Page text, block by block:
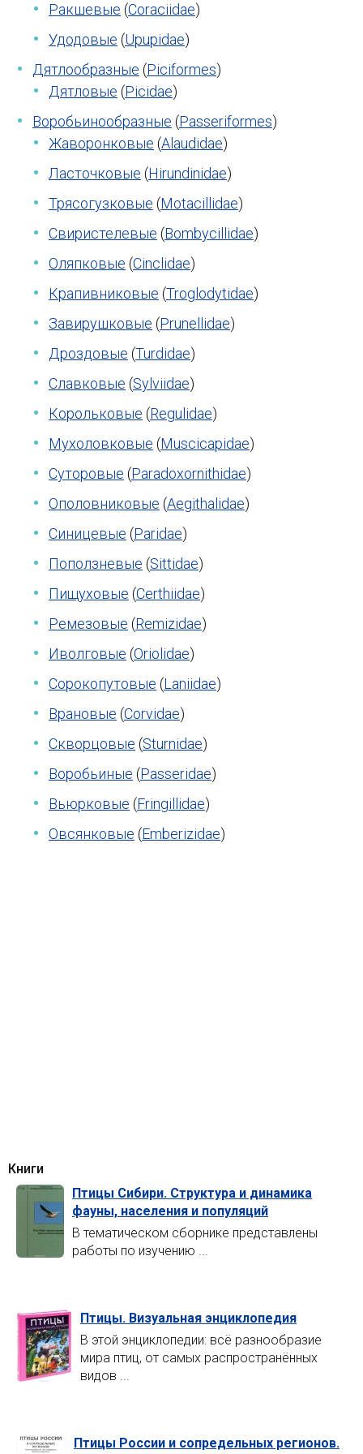
Ракшевые (Coraciidae)
Удодовые (Upupidae)
Дятлообразные (Piciformes)
Дятловые (Picidae)
Воробьинообразные (Passeriformes)
Жаворонковые (Alaudidae)
Ласточковые (Hirundinidae)
Трясогузковые (Motacillidae)
Свиристелевые (Bombycillidae)
Оляпковые (Cinclidae)
Крапивниковые (Troglodytidae)
Завирушковые (Prunellidae)
Дроздовые (Turdidae)
Славковые (Sylviidae)
Корольковые (Regulidae)
Мухоловковые (Мuscicapidae)
Суторовые (Paradoxornithidae)
Ополовниковые (Aegithalidae)
Синицевые (Paridae)
Поползневые (Sittidae)
Пищуховые (Certhiidae)
Ремезовые (Remizidae)
Иволговые (Oriolidae)
Сорокопутовые (Laniidae)
Врановые (Corvidae)
Скворцовые (Sturnidae)
Воробьиные (Passeridae)
Вьюрковые (Fringillidae)
Овсянковые (Emberizidae)
Книги
Птицы Сибири. Структура и динамика
фауны, населения и популяций
В тематическом сборнике представлены
работы по изучению ...
Птицы. Визуальная энциклопедия
В этой энциклопедии: всё разнообразие
мира птиц, от самых распространённых
видов ...
Птицы России и сопредельных регионов.